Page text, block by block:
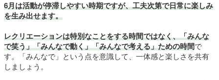
6月は活動が停滞しやすい時期ですが、工夫次第で日常に楽しみ
を生み出せます。
レクリエーションは特別なことをする時間ではなく、「みんな
で笑う」「みんなで動く」「みんなで考える」ための時間で
す。「みんなで」という点を意識して、一体感と楽しさを共有
しましょう。